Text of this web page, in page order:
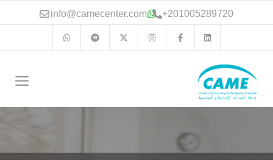
انتقل
إلى 201005289720
+
info@camecenter.com